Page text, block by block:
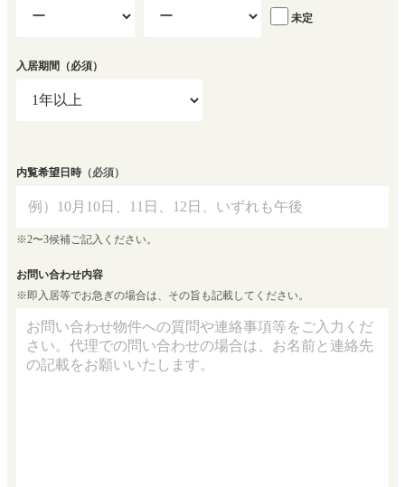
未定
入居期間 （必須）
内覧希望日時 （必須）
※2〜3候補ご記入ください。
お問い合わせ内容
※即入居等でお急ぎの場合は、その旨も記載してください。